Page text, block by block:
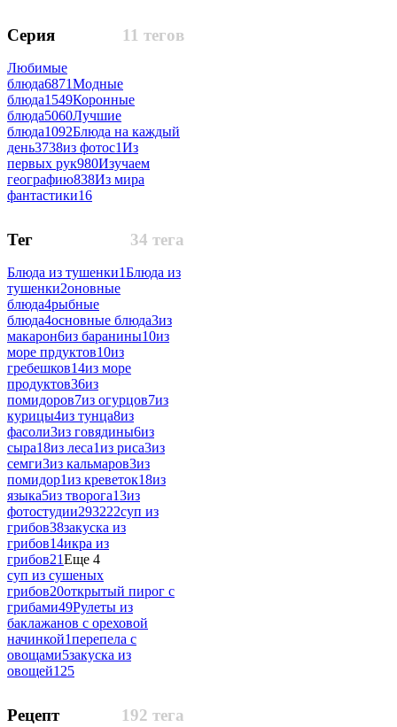
11 тегов
Серия
Любимые
блюда6871Модные
блюда1549Коронные
блюда5060Лучшие
блюда1092Блюда на каждый
день3738из фотос1Из
первых рук980Изучаем
географию838Из мира
фантастики16
34 тега
Тег
Блюда из тушенки1Блюда из
тушенки2оновные
блюда4рыбные
блюда4основные блюда3из
макарон6из баранины10из
море прдуктов10из
гребешков14из море
продуктов36из
помидоров7из огурцов7из
курицы4из тунца8из
фасоли3из говядины6из
сыра18из леса1из риса3из
семги3из кальмаров3из
помидор1из креветок18из
языка5из творога13из
фотостудии293222суп из
грибов38закуска из
грибов14икра из
грибов21Еще 4
суп из сушеных
грибов20открытый пирог с
грибами49Рулеты из
баклажанов с ореховой
начинкой1перепела с
овощами5закуска из
овощей125
192 тега
Рецепт